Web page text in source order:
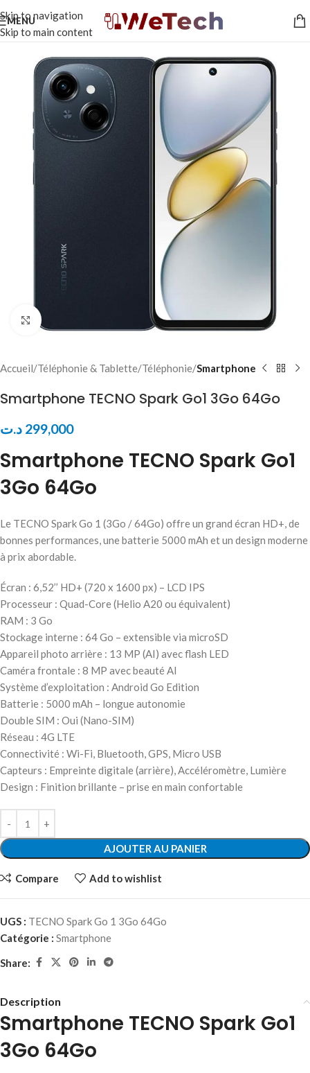
Skip to navigation
Skip to main content
MENU
Click to enlarge
Accueil Téléphonie & Tablette Téléphonie Smartphone
Smartphone TECNO Spark Go1 3Go 64Go
299,000 د.ت
Smartphone TECNO Spark Go1
3Go 64Go
Le TECNO Spark Go 1 (3Go / 64Go) offre un grand écran HD+, de
bonnes performances, une batterie 5000 mAh et un design moderne
à prix abordable.
Écran : 6,52’’ HD+ (720 x 1600 px) – LCD IPS
Processeur : Quad-Core (Helio A20 ou équivalent)
RAM : 3 Go
Stockage interne : 64 Go – extensible via microSD
Appareil photo arrière : 13 MP (AI) avec flash LED
Caméra frontale : 8 MP avec beauté AI
Système d’exploitation : Android Go Edition
Batterie : 5000 mAh – longue autonomie
Double SIM : Oui (Nano-SIM)
Réseau : 4G LTE
Connectivité : Wi-Fi, Bluetooth, GPS, Micro USB
Capteurs : Empreinte digitale (arrière), Accéléromètre, Lumière
Design : Finition brillante – prise en main confortable
AJOUTER AU PANIER
Compare Add to wishlist
UGS : TECNO Spark Go 1 3Go 64Go
Catégorie : Smartphone
Share:
Description
Smartphone TECNO Spark Go1
3Go 64Go